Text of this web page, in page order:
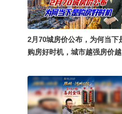
2月70城房价公布，为何当下
购房好时机，城市越强房价越